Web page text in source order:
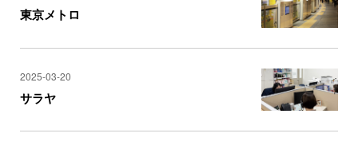
東京メトロ
2025-03-20
サラヤ